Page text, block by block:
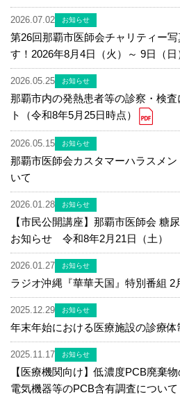
2026.07.02 お知らせ
第26回那覇市医師会チャリティー
す！2026年8月4日（火）～ 9日（日
2026.05.25 お知らせ
那覇市内の発熱患者等の診察・検
ト（令和8年5月25日時点）
2026.05.15 お知らせ
那覇市医師会カスタマーハラスメ
いて
2026.01.28 お知らせ
【市民公開講座】那覇市医師会 糖
お知らせ 令和8年2月21日（土）
2026.01.27 お知らせ
ラジオ沖縄『華華天国』特別番組 2
2025.12.29 お知らせ
年末年始における医療施設の診療体
2025.11.17 お知らせ
【医療機関向け】低濃度PCB廃棄
電気機器等のPCB含有調査について